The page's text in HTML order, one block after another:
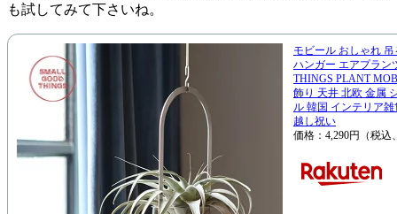
も試してみて下さいね。
モビール おしゃれ
ハンガー エアプラン
THINGS PLANT
飾り 天井 北欧 金属
ル 韓国 インテリア
越し祝い
価格：4,290円（税込